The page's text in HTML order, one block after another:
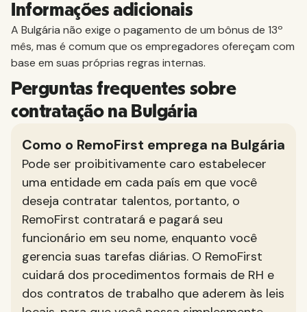
Informações adicionais
A Bulgária não exige o pagamento de um bônus de 13º
mês, mas é comum que os empregadores ofereçam com
base em suas próprias regras internas.
Perguntas frequentes sobre
contratação na Bulgária
Como o RemoFirst emprega na Bulgária
Pode ser proibitivamente caro estabelecer
uma entidade em cada país em que você
deseja contratar talentos, portanto, o
RemoFirst contratará e pagará seu
funcionário em seu nome, enquanto você
gerencia suas tarefas diárias. O RemoFirst
cuidará dos procedimentos formais de RH e
dos contratos de trabalho que aderem às leis